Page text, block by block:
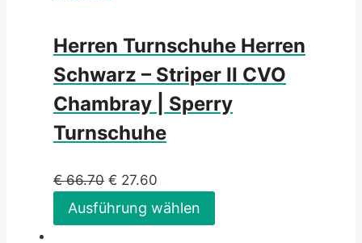
Herren Turnschuhe Herren
Schwarz – Striper II CVO
Chambray | Sperry
Turnschuhe
€66.70 € 27.60
Ausführung wählen